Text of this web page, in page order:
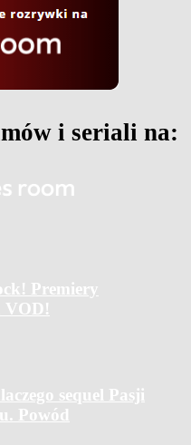
i seriali na:
Premiery
VOD!
sequel Pasji
Powód